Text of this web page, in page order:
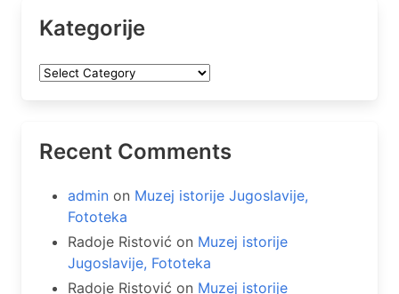
Kategorije
Kategorije
Recent Comments
admin on Muzej istorije Jugoslavije,
Fototeka
Radoje Ristović on Muzej istorije
Jugoslavije, Fototeka
Radoje Ristović on Muzej istorije